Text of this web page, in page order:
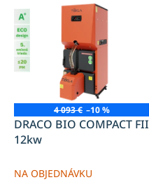
o
4 093 € –10 %
DRACO BIO COMPACT FII
12kw
NA OBJEDNÁVKU